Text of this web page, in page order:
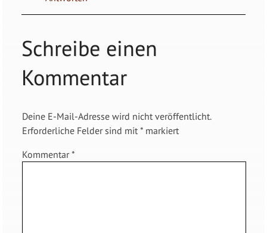
Schreibe einen
Kommentar
Deine E-Mail-Adresse wird nicht veröffentlicht.
Erforderliche Felder sind mit *markiert
Kommentar*